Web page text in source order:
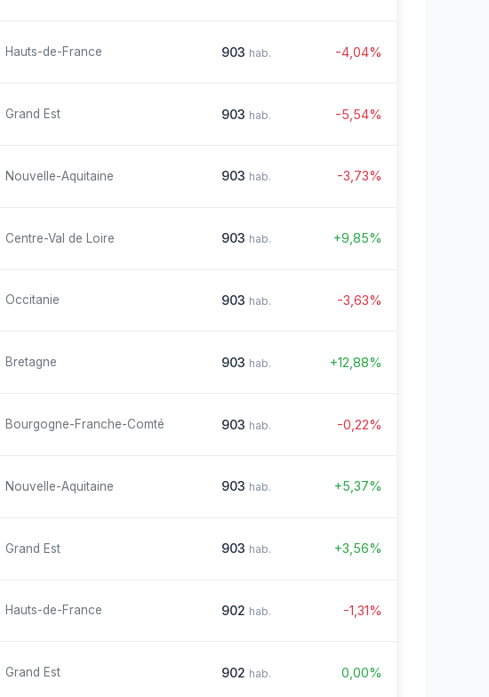
Hauts-de-France 903 hab. -4,04%
Grand Est 903 hab. -5,54%
Nouvelle-Aquitaine 903 hab. -3,73%
Centre-Val de Loire 903 hab. +9,85%
Occitanie 903 hab. -3,63%
Bretagne 903 hab. +12,88%
Bourgogne-Franche-Comté 903 hab. -0,22%
Nouvelle-Aquitaine 903 hab. +5,37%
Grand Est 903 hab. +3,56%
Hauts-de-France 902 hab. -1,31%
Grand Est 902 hab. 0,00%